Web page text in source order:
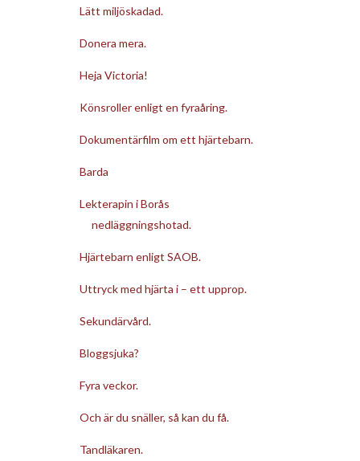
Lätt miljöskadad.
Donera mera.
Heja Victoria!
Könsroller enligt en fyraåring.
Dokumentärfilm om ett hjärtebarn.
Barda
Lekterapin i Borås
nedläggningshotad.
Hjärtebarn enligt SAOB.
Uttryck med hjärta i – ett upprop.
Sekundärvård.
Bloggsjuka?
Fyra veckor.
Och är du snäller, så kan du få.
Tandläkaren.